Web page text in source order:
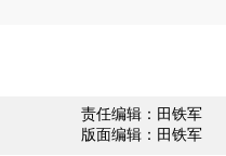
责任编辑：田铁军
版面编辑：田铁军